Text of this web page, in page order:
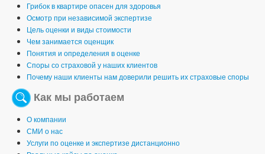
Грибок в квартире опасен для здоровья
Осмотр при независимой экспертизе
Цель оценки и виды стоимости
Чем занимается оценщик
Понятия и определения в оценке
Споры со страховой у наших клиентов
Почему наши клиенты нам доверили решить их страховые споры
Как мы работаем
О компании
СМИ о нас
Услуги по оценке и экспертизе дистанционно